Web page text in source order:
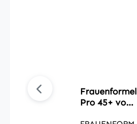
Frauenformel
Pro 45+ von